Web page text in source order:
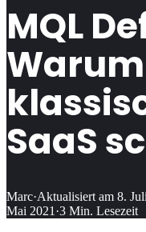
MQL
SaaS
Marc·Aktualisiert am 8.
Mai 2021 ·3 Min. Lesezeit